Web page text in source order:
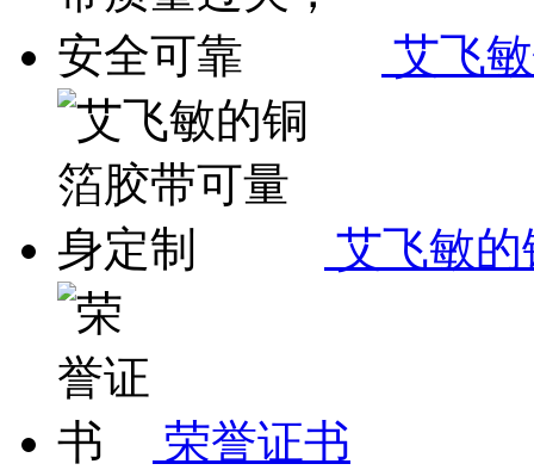
艾飞
艾飞敏
荣誉证书